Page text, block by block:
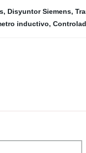
, Disyuntor Siemens,
inductivo,